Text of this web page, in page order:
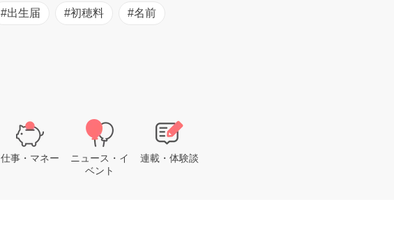
#出生届 #初穂料 #名前
仕事・マネー
ニュース・イ
ベント
連載・体験談